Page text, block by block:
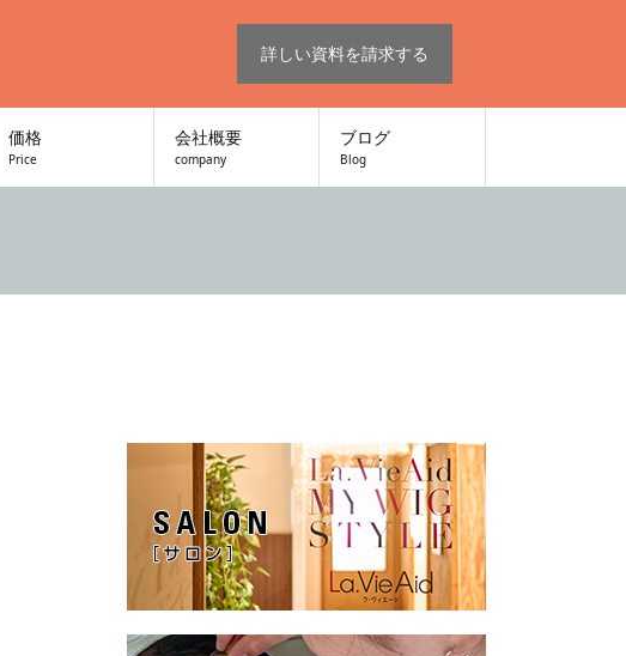
詳しい資料を請求する
価格
Price
会社概要
company
ブログ
Blog